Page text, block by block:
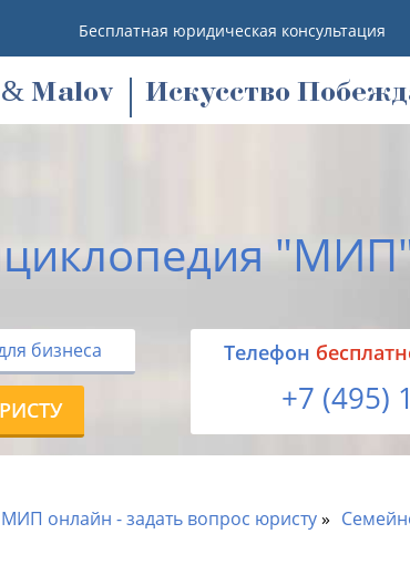
Бесплатная юридическая консультация
& Malov Искусство
бизнеса Tелефон
+7 (495)
онлайн - задать вопрос юристу